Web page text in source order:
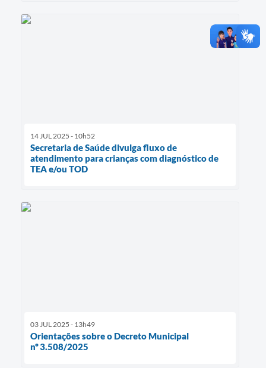
14 JUL 2025 - 10h52
Secretaria de Saúde divulga fluxo de
atendimento para crianças com diagnóstico de
TEA e/ou TOD
03 JUL 2025 - 13h49
Orientações sobre o Decreto Municipal
nº 3.508/2025